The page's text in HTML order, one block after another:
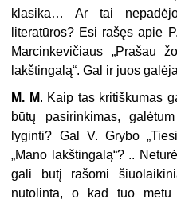
klasika… Ar tai
literatūros? Esi rašęs apie
Marcinkevičiaus „Prašau
lakštingalą“. Gal ir juos
M. M. Kaip tas kritiškumas
būtų pasirin­kimas,
lyginti? Gal V. Grybo
„Mano lakštingalą“? ..
gali būtį rašomi
nutolinta, o kad tuo metu